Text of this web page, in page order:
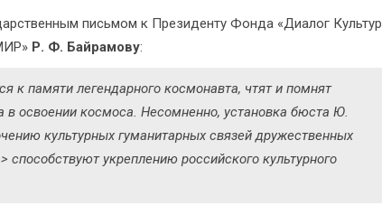
письмом к Президенту Фонда «Диалог Культур
Р. Ф. Байрамову:
к памяти легендарного космонавта, чтят и помнят
в освоении космоса. Несомненно, установка бюста Ю.
культурных гуманитарных связей дружественных
укреплению российского культурного